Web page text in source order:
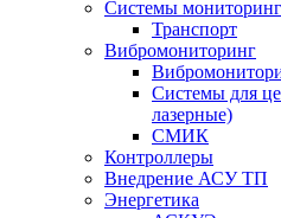
Системы
Транспорт
Вибромониторинг
Системы для
лазерные)
СМИК
Контроллеры
Внедрение АСУ ТП
Энергетика